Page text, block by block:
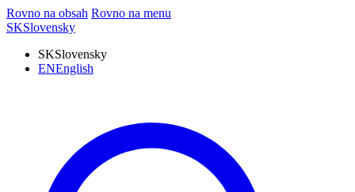
Rovno na obsah Rovno na menu
SKSlovensky
SKSlovensky
ENEnglish